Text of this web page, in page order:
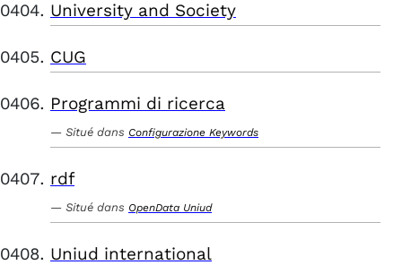
University and Society
CUG
Programmi di ricerca
Situé dans Configurazione Keywords
rdf
Situé dans OpenData Uniud
Uniud international